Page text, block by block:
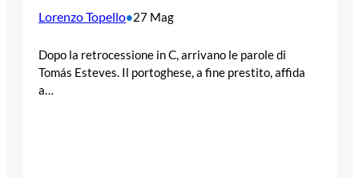
Lorenzo Topello•27 Mag
Dopo la retrocessione in C, arrivano le parole di
Tomás Esteves. Il portoghese, a fine prestito, affida
a…